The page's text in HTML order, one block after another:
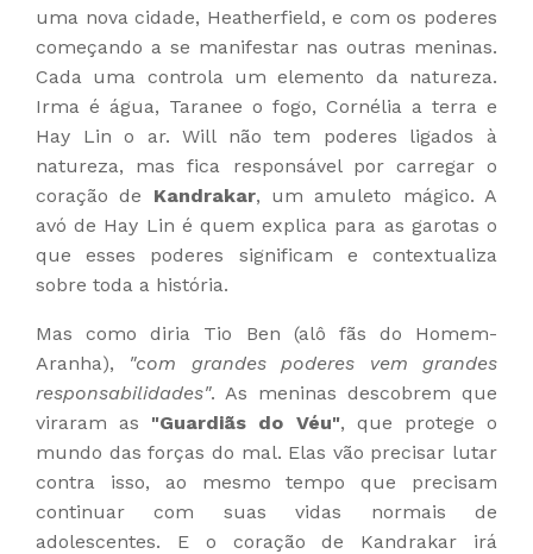
uma nova cidade, Heatherfield, e com os poderes
começando a se manifestar nas outras meninas.
Cada uma controla um elemento da natureza.
Irma é água, Taranee o fogo, Cornélia a terra e
Hay Lin o ar. Will não tem poderes ligados à
natureza, mas fica responsável por carregar o
coração de Kandrakar, um amuleto mágico. A
avó de Hay Lin é quem explica para as garotas o
que esses poderes significam e contextualiza
sobre toda a história.
Mas como diria Tio Ben (alô fãs do Homem-
Aranha), "com grandes poderes vem grandes
responsabilidades". As meninas descobrem que
viraram as "Guardiãs do Véu", que protege o
mundo das forças do mal. Elas vão precisar lutar
contra isso, ao mesmo tempo que precisam
continuar com suas vidas normais de
adolescentes. E o coração de Kandrakar irá